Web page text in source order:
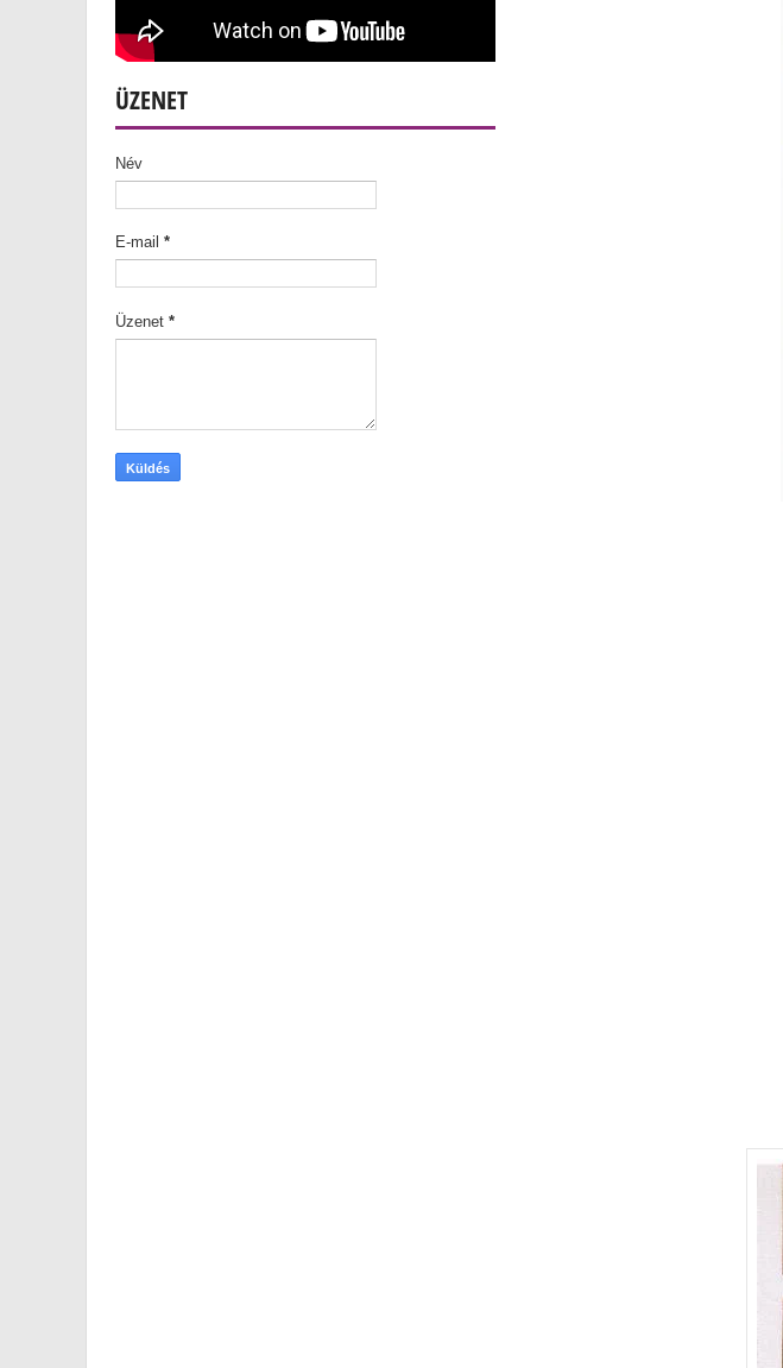
ÜZENET
Név
E-mail *
Üzenet *